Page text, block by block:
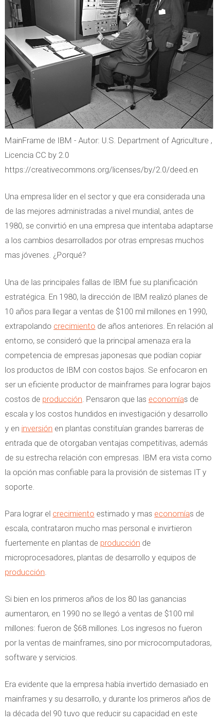
MainFrame de IBM - Autor: U.S. Department of Agriculture ,
Licencia CC by 2.0
https://creativecommons.org/licenses/by/2.0/deed.en
Una empresa líder en el sector y que era considerada una
de las mejores administradas a nivel mundial, antes de
1980, se convirtió en una empresa que intentaba adaptarse
a los cambios desarrollados por otras empresas muchos
mas jóvenes. ¿Porqué?
Una de las principales fallas de IBM fue su planificación
estratégica. En 1980, la dirección de IBM realizó planes de
10 años para llegar a ventas de $100 mil millones en 1990,
extrapolando crecimiento de años anteriores. En relación al
entorno, se consideró que la principal amenaza era la
competencia de empresas japonesas que podían copiar
los productos de IBM con costos bajos. Se enfocaron en
ser un eficiente productor de mainframes para lograr bajos
costos de producción . Pensaron que las economías de
escala y los costos hundidos en investigación y desarrollo
y en inversión en plantas constituían grandes barreras de
entrada que de otorgaban ventajas competitivas, además
de su estrecha relación con empresas. IBM era vista como
la opción mas confiable para la provisión de sistemas IT y
soporte.
Para lograr el crecimiento estimado y mas economías de
escala, contrataron mucho mas personal e invirtieron
fuertemente en plantas de producción de
microprocesadores, plantas de desarrollo y equipos de
producción
Si bien en los primeros años de los 80 las ganancias
aumentaron, en 1990 no se llegó a ventas de $100 mil
millones: fueron de $68 millones. Los ingresos no fueron
por la ventas de mainframes, sino por microcomputadoras,
software y servicios.
Era evidente que la empresa había invertido demasiado en
mainframes y su desarrollo, y durante los primeros años de
la década del 90 tuvo que reducir su capacidad en este